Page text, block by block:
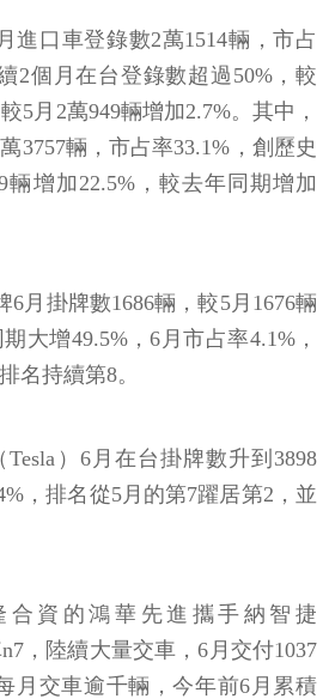
進口車登錄數2萬1514輛，市占
2個月在台登錄數超過50%，較
5月2萬949輛增加2.7%。其中，
3757輛，市占率33.1%，創歷史
輛增加22.5%，較去年同期增加
6月掛牌數1686輛，較5月1676輛
大增49.5%，6月市占率4.1%，
名持續第8。
）6月在台掛牌數升到3898
，排名從5月的第7躍居第2，並
合資的鴻華先進攜手納智捷
，陸續大量交車，6月交付1037
月交車逾千輛，今年前6月累積